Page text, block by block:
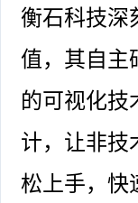
衡石科技深
值，其自主
的可视化技
计，让非技
松上手，快